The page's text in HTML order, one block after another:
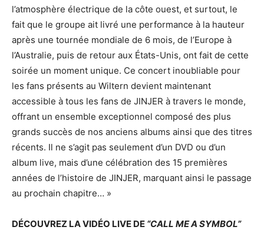
l’atmosphère électrique de la côte ouest, et surtout, le
fait que le groupe ait livré une performance à la hauteur
après une tournée mondiale de 6 mois, de l’Europe à
l’Australie, puis de retour aux États-Unis, ont fait de cette
soirée un moment unique. Ce concert inoubliable pour
les fans présents au Wiltern devient maintenant
accessible à tous les fans de JINJER à travers le monde,
offrant un ensemble exceptionnel composé des plus
grands succès de nos anciens albums ainsi que des titres
récents. Il ne s’agit pas seulement d’un DVD ou d’un
album live, mais d’une célébration des 15 premières
années de l’histoire de JINJER, marquant ainsi le passage
au prochain chapitre… »
DÉCOUVREZ LA VIDÉO LIVE DE “CALL ME A SYMBOL”